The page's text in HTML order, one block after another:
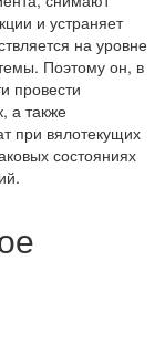
и устраняет
на уровне
Поэтому он, в
провести
а также
при вялотекущих
состояниях